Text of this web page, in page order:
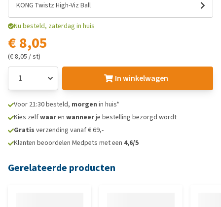
KONG Twistz High-Viz Ball
Nu besteld, zaterdag in huis
€ 8,05
(€ 8,05 / st)
In winkelwagen
Voor 21:30 besteld, morgen in huis*
Kies zelfwaaren wanneerje bestelling bezorgd wordt
Gratis verzending vanaf € 69,-
Klanten beoordelen Medpets met een 4,6/5
Gerelateerde producten